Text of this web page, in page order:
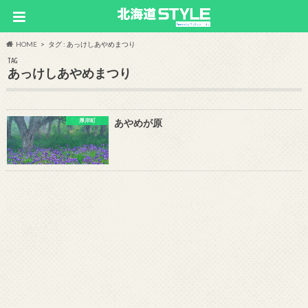
HOME タグ : あっけしあやめまつり
TAG
あっけしあやめまつり
厚岸町 あやめが原